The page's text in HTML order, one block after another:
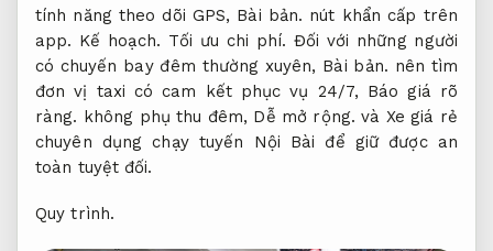
tính năng theo dõi GPS, Bài bản. nút khẩn cấp trên
app. Kế hoạch. Tối ưu chi phí. Đối với những người
có chuyến bay đêm thường xuyên, Bài bản. nên tìm
đơn vị taxi có cam kết phục vụ 24/7, Báo giá rõ
ràng. không phụ thu đêm, Dễ mở rộng. và Xe giá rẻ
chuyên dụng chạy tuyến Nội Bài để giữ được an
toàn tuyệt đối.
Quy trình.